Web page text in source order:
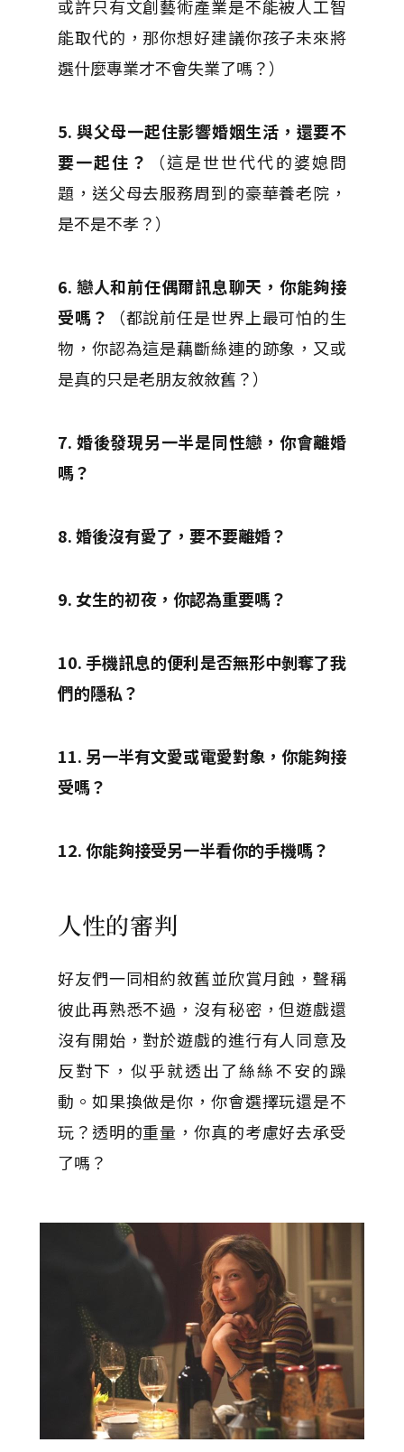
或許只有文創藝術產業是不能被人工智
能取代的，那你想好建議你孩子未來將
選什麼專業才不會失業了嗎？）
5. 與父母一起住影響婚姻生活，還要不
要一起住？
（這是世世代代的婆媳問
題，送父母去服務周到的豪華養老院，
是不是不孝？）
6. 戀人和前任偶爾訊息聊天，你能夠接
受嗎？
（都說前任是世界上最可怕的生
物，你認為這是藕斷絲連的跡象，又或
是真的只是老朋友敘敘舊？）
7. 婚後發現另一半是同性戀，你會離婚
嗎？
8. 婚後沒有愛了，要不要離婚？
9. 女生的初夜，你認為重要嗎？
10. 手機訊息的便利是否無形中剝奪了我
們的隱私？
11. 另一半有文愛或電愛對象，你能夠接
受嗎？
12. 你能夠接受另一半看你的手機嗎？
人性的審判
好友們一同相約敘舊並欣賞月蝕，聲稱
彼此再熟悉不過，沒有秘密，但遊戲還
沒有開始，對於遊戲的進行有人同意及
反對下，似乎就透出了絲絲不安的躁
動。如果換做是你，你會選擇玩還是不
玩？透明的重量，你真的考慮好去承受
了嗎？